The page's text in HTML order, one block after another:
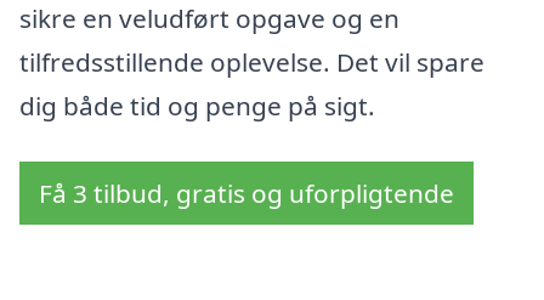
sikre en veludført opgave og en
tilfredsstillende oplevelse. Det vil spare
dig både tid og penge på sigt.
Få 3 tilbud, gratis og uforpligtende